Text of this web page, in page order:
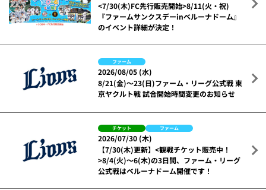
<7/30(木)FC先行販売開始>8/11(火・祝)
『ファームサンクスデーinベルーナドーム』
のイベント詳細が決定！
ファーム
2026/08/05 (水)
8/21(金)～23(日)ファーム・リーグ公式戦 東
京ヤクルト戦 試合開始時間変更のお知らせ
チケット ファーム
2026/07/30 (木)
【7/30(木)更新】<観戦チケット販売中！
>8/4(火)～6(木)の3日間、ファーム・リーグ
公式戦はベルーナドーム開催です！